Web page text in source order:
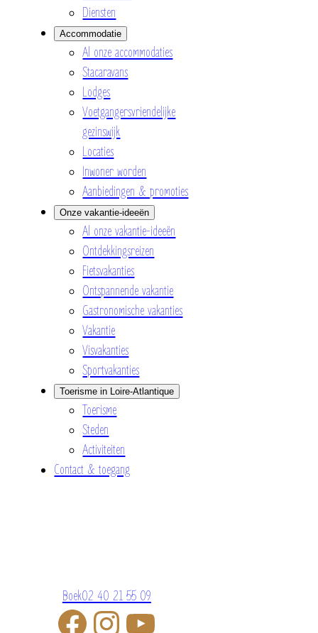
Diensten
Accommodatie
Al onze accommodaties
Stacaravans
Lodges
Voetgangersvriendelijke
gezinswijk
Locaties
Inwoner worden
Aanbiedingen & promoties
Onze vakantie-ideeën
Al onze vakantie-ideeën
Ontdekkingsreizen
Fietsvakanties
Ontspannende vakantie
Gastronomische vakanties
Vakantie
Visvakanties
Sportvakanties
Toerisme in Loire-Atlantique
Toerisme
Steden
Activiteiten
Contact & toegang
Boek02 40 21 55 09